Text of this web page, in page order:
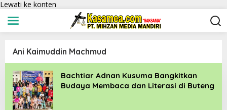
Lewati ke konten
Ani Kaimuddin Machmud
Bachtiar Adnan Kusuma Bangkitkan
Budaya Membaca dan Literasi di Buteng